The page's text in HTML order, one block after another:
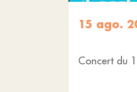
15 ago.
Concert du